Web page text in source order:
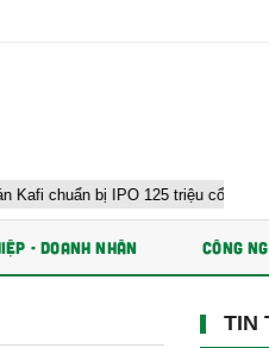
125 triệu cổ phiếu và phát hành
- DOANH NHÂN CÔNG
TIN